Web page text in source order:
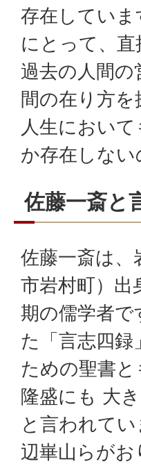
存在してい
にとって、
過去の人間
間の在り方
人生におい
か存在しない
佐藤一斎と
佐藤一斎は、
市岩村町）出
期の儒学者で
た「言志四録
ための聖書
隆盛にも 大
と言われて
辺崋山らが